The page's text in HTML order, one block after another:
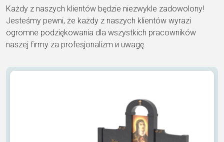
Każdy z naszych klientów będzie niezwykle zadowolony!
Jesteśmy pewni, że każdy z naszych klientów wyrazi
ogromne podziękowania dla wszystkich pracowników
naszej firmy za profesjonalizm и uwagę.